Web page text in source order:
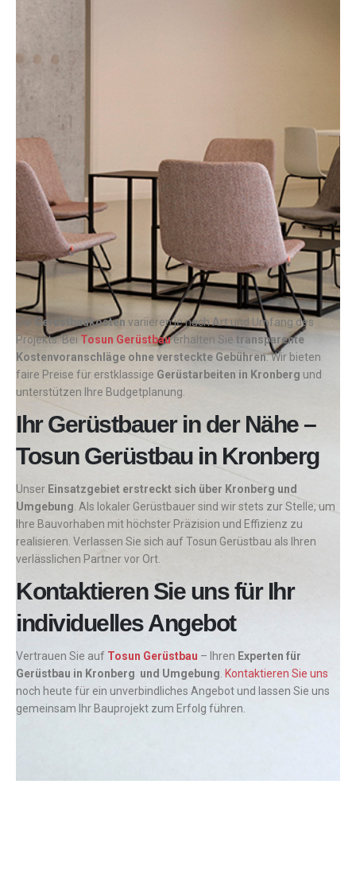
Gerüstbaukosten variieren je nach Art und Umfang des
Projekts. Bei Tosun Gerüstbauerhalten Sie transparente
Kostenvoranschläge ohne versteckte Gebühren. Wir bieten
faire Preise für erstklassige Gerüstarbeiten in Kronberg und
unterstützen Ihre Budgetplanung.
Ihr Gerüstbauer in der Nähe –
Tosun Gerüstbau in Kronberg
Unser Einsatzgebiet erstreckt sich über Kronberg und
Umgebung . Als lokaler Gerüstbauer sind wir stets zur Stelle, um
Ihre Bauvorhaben mit höchster Präzision und Effizienz zu
realisieren. Verlassen Sie sich auf Tosun Gerüstbau als Ihren
verlässlichen Partner vor Ort.
Kontaktieren Sie uns für Ihr
individuelles Angebot
Vertrauen Sie auf Tosun Gerüstbau – Ihren Experten für
Gerüstbau in Kronberg und Umgebung Kontaktieren Sie uns
noch heute für ein unverbindliches Angebot und lassen Sie uns
gemeinsam Ihr Bauprojekt zum Erfolg führen.